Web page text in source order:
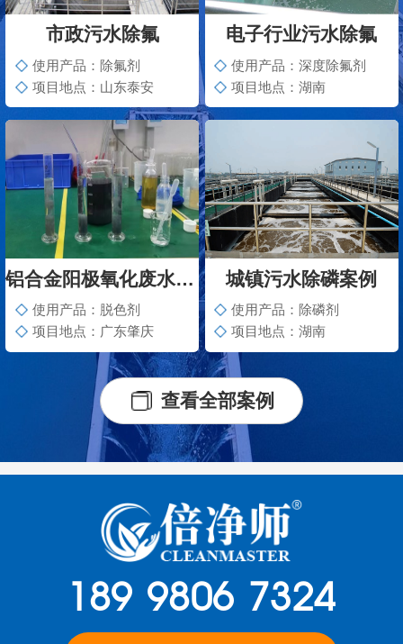
市政污水除氟
使用产品：除氟剂
项目地点：山东泰安
电子行业污水除氟
使用产品：深度除氟剂
项目地点：湖南
铝合金阳极氧化废水脱色案例
使用产品：脱色剂
项目地点：广东肇庆
城镇污水除磷案例
使用产品：除磷剂
项目地点：湖南
查看全部案例
189 9806 7324